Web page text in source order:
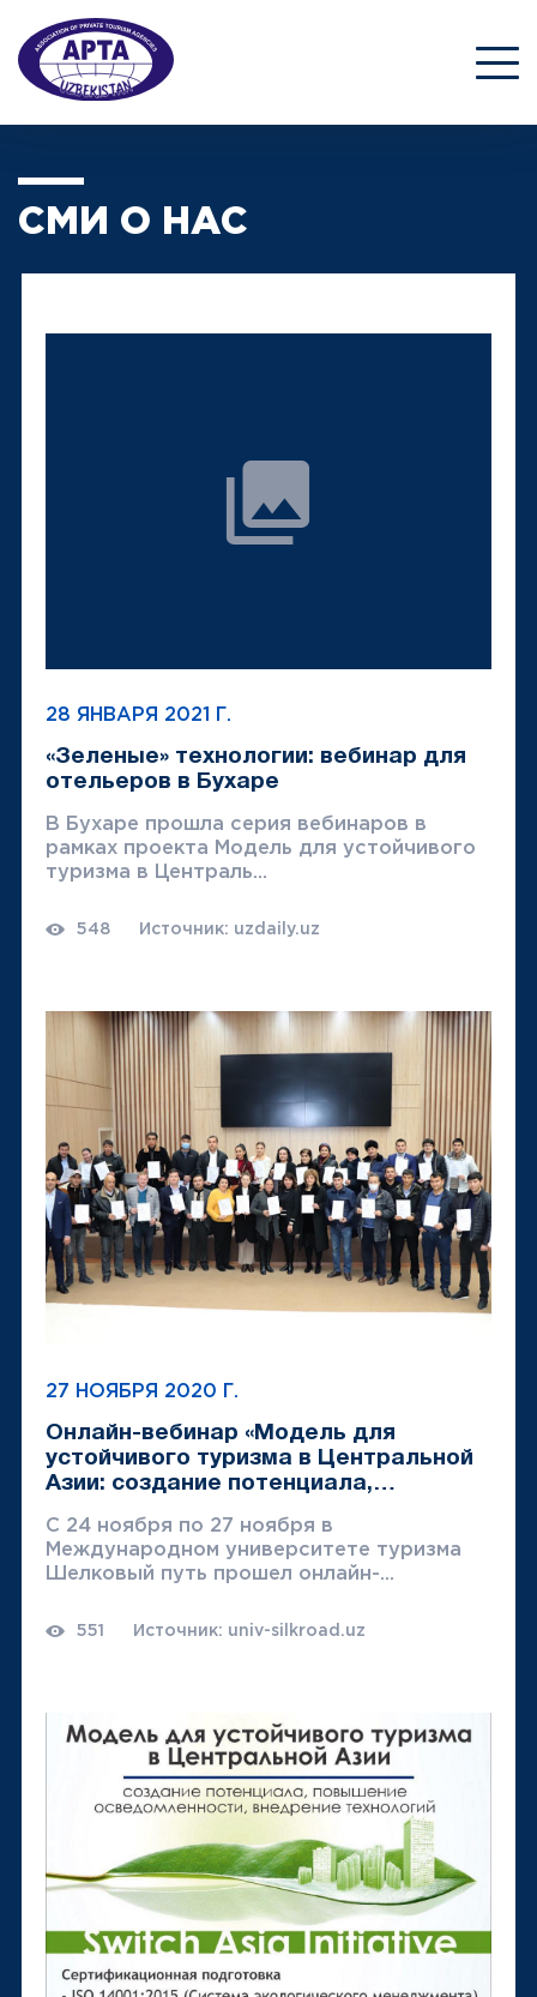
СМИ О НАС
28 ЯНВАРЯ 2021 Г.
«Зеленые» технологии: вебинар для
отельеров в Бухаре
В Бухаре прошла серия вебинаров в
рамках проекта Модель для устойчивого
туризма в Централь...
548 Источник: uzdaily.uz
27 НОЯБРЯ 2020 Г.
Онлайн-вебинар «Модель для
устойчивого туризма в Центральной
Азии: создание потенциала,
С 24 ноября по 27 ноября в
Международном университете туризма
Шелковый путь прошел онлайн-...
551 Источник: univ-silkroad.uz